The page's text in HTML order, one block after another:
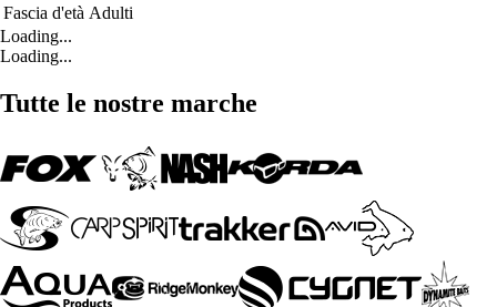
Fascia d'età Adulti
Loading...
Loading...
Tutte le nostre marche